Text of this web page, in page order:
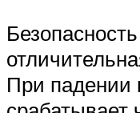
При падении